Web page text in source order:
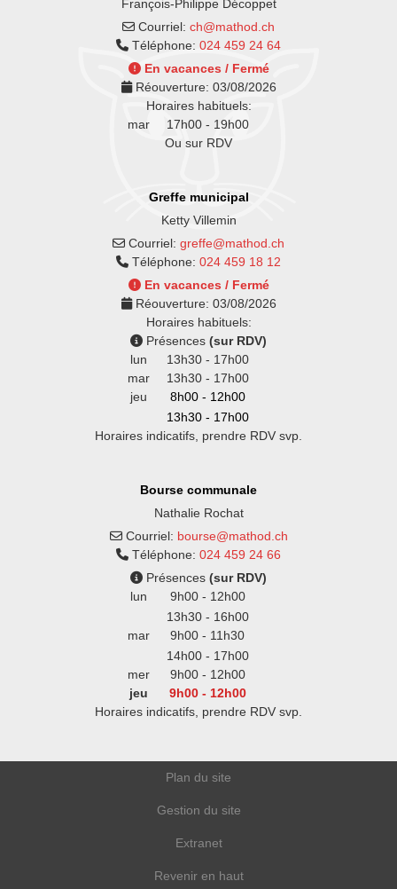
François-Philippe Décoppet
Courriel: ch@mathod.ch
Téléphone:024 459 24 64
En vacances / Fermé
Réouverture: 03/08/2026
Horaires habituels:
mar
17h00 - 19h00
Ou sur RDV
Greffe municipal
Ketty Villemin
Courriel: greffe@mathod.ch
Téléphone:024 459 18 12
En vacances / Fermé
Réouverture: 03/08/2026
Horaires habituels:
Présences (sur RDV)
lun
13h30 - 17h00
mar
13h30 - 17h00
jeu
8h00 - 12h00
13h30 - 17h00
Horaires indicatifs, prendre RDV svp.
Bourse communale
Nathalie Rochat
Courriel: bourse@mathod.ch
Téléphone:024 459 24 66
Présences (sur RDV)
lun
9h00 - 12h00
13h30 - 16h00
mar
9h00 - 11h30
14h00 - 17h00
mer
9h00 - 12h00
jeu
9h00 - 12h00
Horaires indicatifs, prendre RDV svp.
Plan du site
Gestion du site
Extranet
Revenir en haut